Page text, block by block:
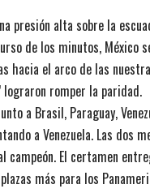
presión alta sobre la
de los minutos, México
hacia el arco de las
lograron romper la paridad.
a Brasil, Paraguay,
a Venezuela. Las dos
El certamen
más para los